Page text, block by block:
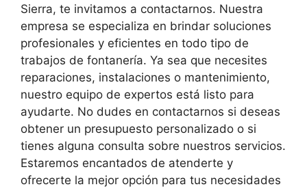
Sierra, te invitamos a contactarnos. Nuestra
empresa se especializa en brindar soluciones
profesionales y eficientes en todo tipo de
trabajos de fontanería. Ya sea que necesites
reparaciones, instalaciones o mantenimiento,
nuestro equipo de expertos está listo para
ayudarte. No dudes en contactarnos si deseas
obtener un presupuesto personalizado o si
tienes alguna consulta sobre nuestros servicios.
Estaremos encantados de atenderte y
ofrecerte la mejor opción para tus necesidades